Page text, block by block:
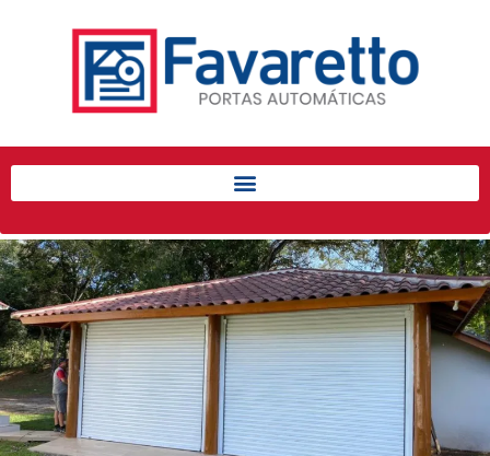
Início
Produtos
Porta de Enrolar Automática
Automatizadores
Acessórios Para Portas de
Enrolar
Pintura eletrostática
Portfólio